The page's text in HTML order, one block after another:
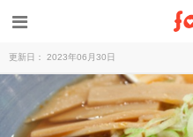
更新日： 2023年06月30日